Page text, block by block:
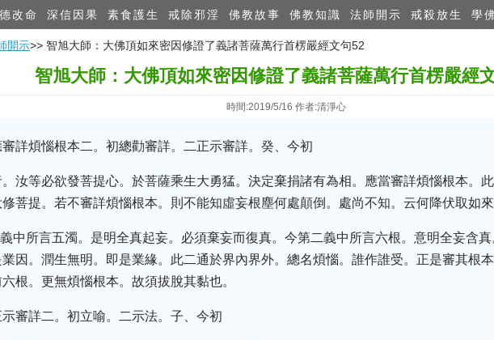
改命 深信因果 素食護生 戒除邪淫 佛教故事 佛教知識 法師開示 戒殺放生 學
開示>> 智旭大師：大佛頂如來密因修證了義諸菩薩萬行首楞嚴經文句52
智旭大師：大佛頂如來密因修證了義諸菩薩萬行首楞嚴經
時間:2019/5/16 作者:清淨心
詳煩惱根本二。初總勸審詳。二正示審詳。癸、今初
汝等必欲發菩提心。於菩薩乘生大勇猛。決定棄捐諸有為相。應當審詳煩惱根本。
菩提。若不審詳煩惱根本。則不能知虛妄根塵何處顛倒。處尚不知。云何降伏取如來
中所言五濁。是明全真起妄。必須棄妄而復真。今第二義中所言六根。意明全妄含
因。潤生無明。即是業緣。此二通於界內界外。總名煩惱。誰作誰受。正是審其根
根。更無煩惱根本。故須拔脫其黏也。
審詳二。初立喻。二示法。子、今初